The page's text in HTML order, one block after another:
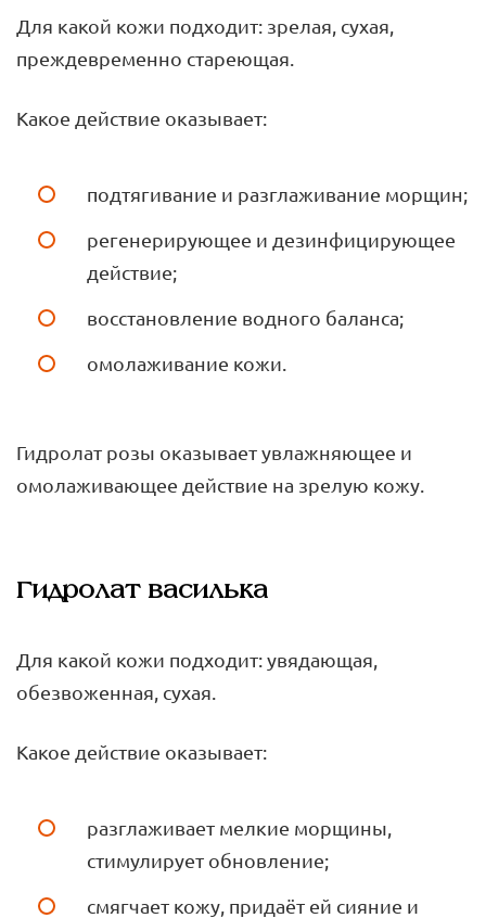
Для какой кожи подходит: зрелая, сухая,
преждевременно стареющая.
Какое действие оказывает:
подтягивание и разглаживание морщин;
регенерирующее и дезинфицирующее
действие;
восстановление водного баланса;
омолаживание кожи.
Гидролат розы оказывает увлажняющее и
омолаживающее действие на зрелую кожу.
Гидролат василька
Для какой кожи подходит: увядающая,
обезвоженная, сухая.
Какое действие оказывает:
разглаживает мелкие морщины,
стимулирует обновление;
смягчает кожу, придаёт ей сияние и